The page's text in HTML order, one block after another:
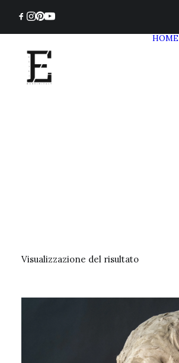
HOME
Visualizzazione del risultato